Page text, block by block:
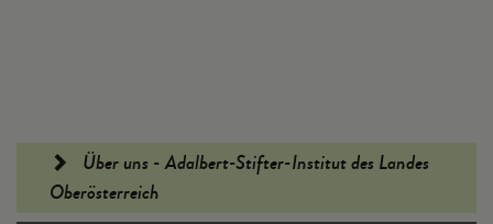
Fußleiste
Über uns - Adalbert-Stifter-Institut des Landes
Oberösterreich